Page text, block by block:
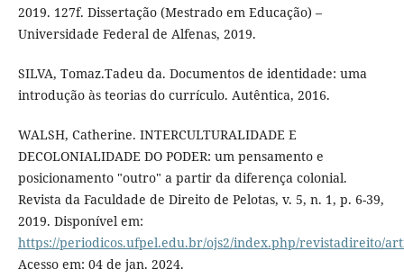
2019. 127f. Dissertação (Mestrado em Educação) –
Universidade Federal de Alfenas, 2019.
SILVA, Tomaz.Tadeu da. Documentos de identidade: uma
introdução às teorias do currículo. Autêntica, 2016.
WALSH, Catherine. INTERCULTURALIDADE E
DECOLONIALIDADE DO PODER: um pensamento e
posicionamento "outro" a partir da diferença colonial.
Revista da Faculdade de Direito de Pelotas, v. 5, n. 1, p. 6-39,
2019. Disponível em:
https://periodicos.ufpel.edu.br/ojs2/index.php/revistadireito/
Acesso em: 04 de jan. 2024.